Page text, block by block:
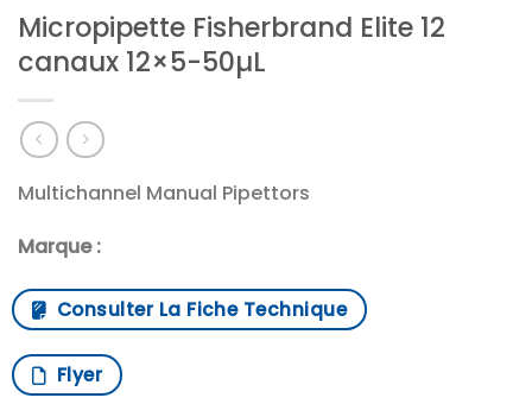
Micropipette Fisherbrand Elite 12
canaux 12×5-50µL
Multichannel Manual Pipettors
Marque :
Consulter La Fiche Technique
Flyer